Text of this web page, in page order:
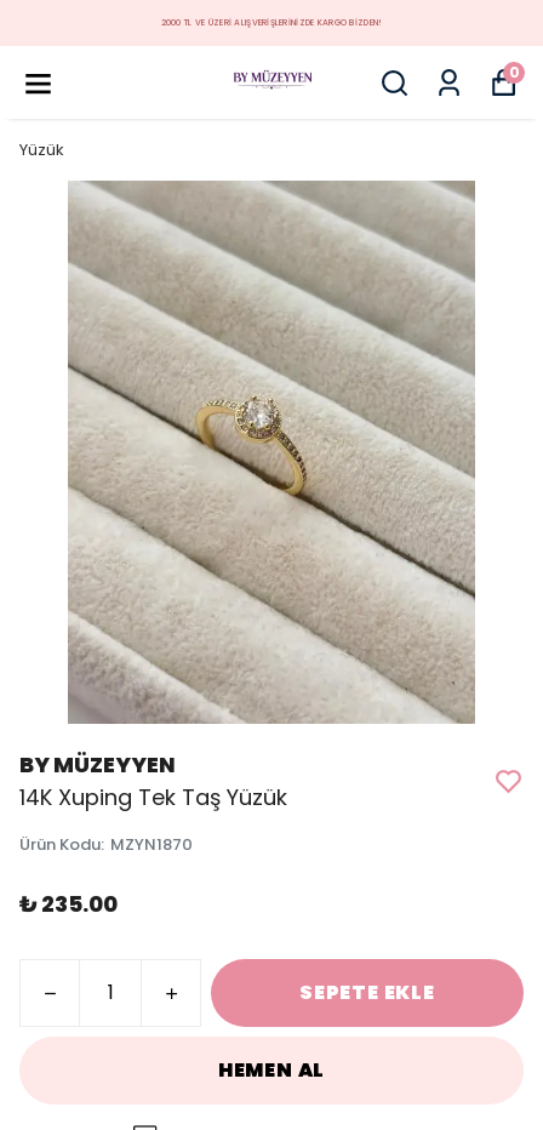
MÜZEYYEN YENİ KOLEKSİYON
0
Yüzük
BY MÜZEYYEN
14K Xuping Tek Taş Yüzük
Ürün Kodu: MZYN1870
₺ 235.00
SEPETE EKLE
HEMEN AL